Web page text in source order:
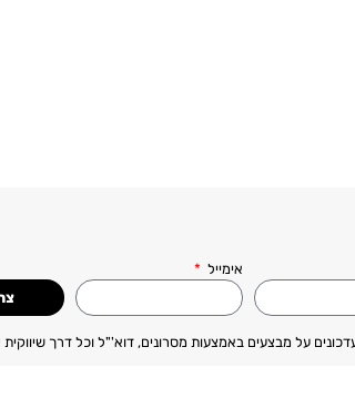
אימייל
על מבצעים באמצעות מסרונים, דוא'"ל וכל דרך